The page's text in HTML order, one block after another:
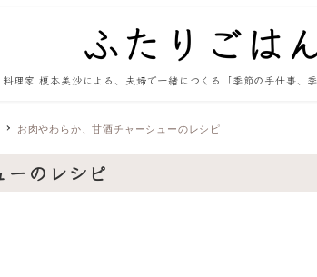
料理家 榎本美沙による、夫婦で一緒につくる「季節の手仕事、
お肉やわらか、甘酒チャーシューのレシピ
ーのレシピ